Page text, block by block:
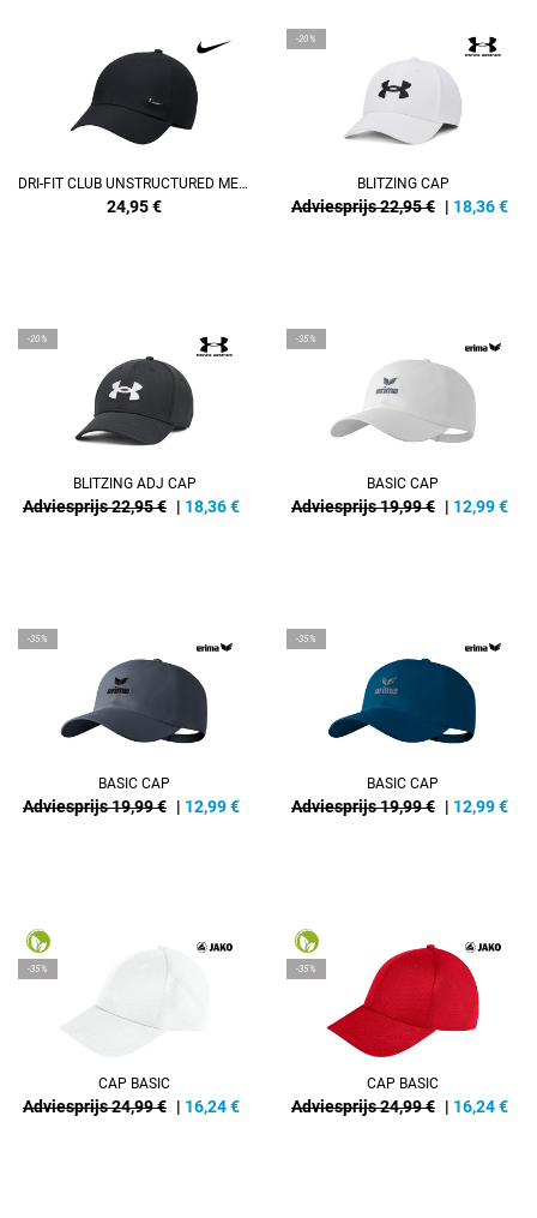
DRI-FIT CLUB UNSTRUCTURED METAL SWOOSH CAP
24,95€
-20%
BLITZING CAP
Adviesprijs 22,95 € | 18,36€
-20%
BLITZING ADJ CAP
Adviesprijs 22,95 € | 18,36€
-35%
BASIC CAP
Adviesprijs 19,99 € | 12,99€
-35%
BASIC CAP
Adviesprijs 19,99 € | 12,99€
-35%
BASIC CAP
Adviesprijs 19,99 € | 12,99€
-35%
CAP BASIC
Adviesprijs 24,99 € | 16,24€
-35%
CAP BASIC
Adviesprijs 24,99 € | 16,24€